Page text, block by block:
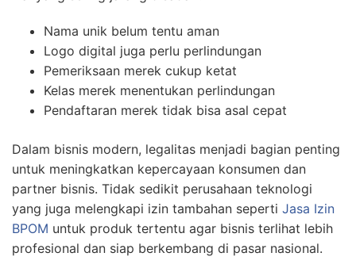
Nama unik belum tentu aman
Logo digital juga perlu perlindungan
Pemeriksaan merek cukup ketat
Kelas merek menentukan perlindungan
Pendaftaran merek tidak bisa asal cepat
Dalam bisnis modern, legalitas menjadi bagian penting
untuk meningkatkan kepercayaan konsumen dan
partner bisnis. Tidak sedikit perusahaan teknologi
yang juga melengkapi izin tambahan seperti Jasa Izin
BPOM untuk produk tertentu agar bisnis terlihat lebih
profesional dan siap berkembang di pasar nasional.